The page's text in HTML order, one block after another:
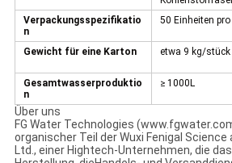
Verpackungsspezifikatio
n
50 Einheiten
Gewicht für eine Karton etwa 9 kg/stück
Gesamtwasserproduktio
n
≥ 1000L
Über uns
FG Water Technologies
organischer Teil der Wuxi Fenigal Science
Ltd., einer Hightech-Unternehmen, die